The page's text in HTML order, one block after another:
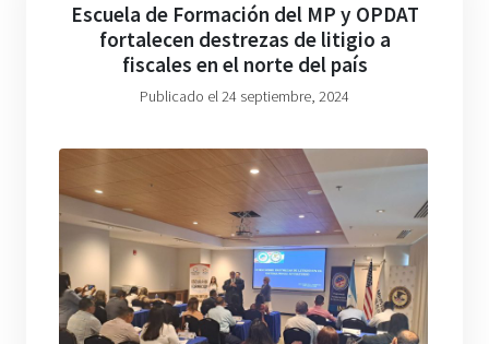
Escuela de Formación del MP y OPDAT
fortalecen destrezas de litigio a
fiscales en el norte del país
Publicado el 24 septiembre, 2024